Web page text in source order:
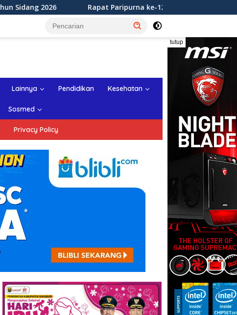
Rapat Paripurna ke-12 DPRD Kabupaten Sukabumi Tahun Sidang
tutup
Lainnya Pendidikan Kesehatan
Sosmed
Privacy Policy